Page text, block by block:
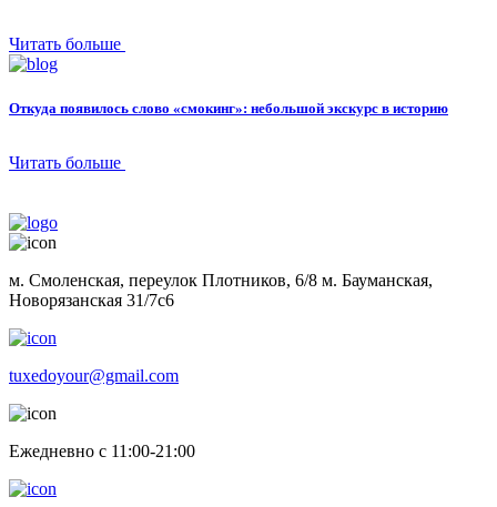
Читать больше
Откуда появилось слово «смокинг»: небольшой экскурс в историю
Читать больше
м. Смоленская, переулок Плотников, 6/8 м. Бауманская,
Новорязанская 31/7с6
tuxedoyour@gmail.com
Ежедневно с 11:00-21:00